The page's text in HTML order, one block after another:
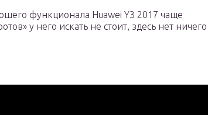
функционала Huawei Y3 2017 чаще
у него искать не стоит, здесь нет ничего